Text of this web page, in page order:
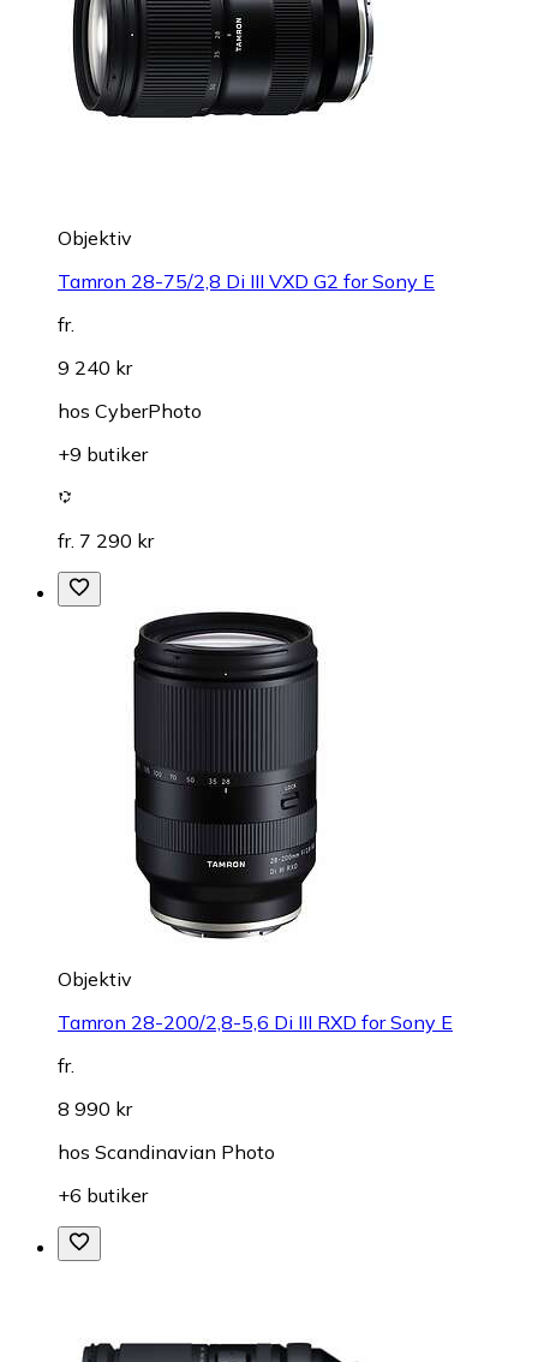
Objektiv
Tamron 28-75/2,8 Di III VXD G2 for Sony E
fr.
9 240 kr
hos CyberPhoto
+9 butiker
fr. 7 290 kr
Objektiv
Tamron 28-200/2,8-5,6 Di III RXD for Sony E
fr.
8 990 kr
hos Scandinavian Photo
+6 butiker